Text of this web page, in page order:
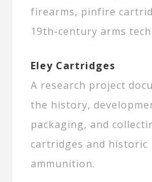
firearms, pinfire
19th-century arms
Eley Cartridges
A research project
the history,
packaging, and
cartridges and historic
ammunition.